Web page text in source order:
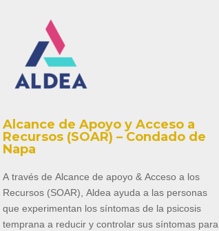
Alcance de Apoyo y Acceso a
Recursos (SOAR) – Condado de
Napa
A través de Alcance de apoyo & Acceso a los
Recursos (SOAR), Aldea ayuda a las personas
que experimentan los síntomas de la psicosis
temprana a reducir y controlar sus síntomas para